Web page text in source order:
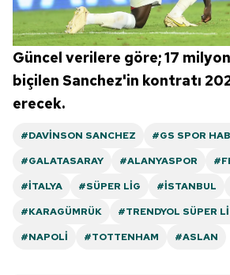
Güncel verilere göre; 17
biçilen Sanchez'in kontratı
erecek.
#DAVINSON SANCHEZ
#GS SPOR
#GALATASARAY
#ALANYASPOR
#İTALYA
#SÜPER LIG #İSTANBUL
#KARAGÜMRÜK
#TRENDYOL SÜPER
#NAPOLI
#TOTTENHAM #ASLAN